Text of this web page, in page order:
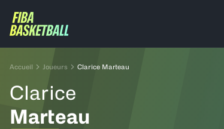
Accueil Joueurs Clarice Marteau
Clarice
Marteau